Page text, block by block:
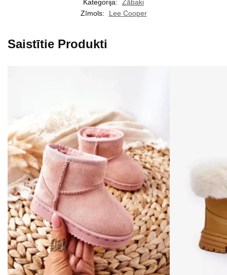
Kategorija:
Zābaki
Zīmols:
Lee Cooper
Saistītie Produkti